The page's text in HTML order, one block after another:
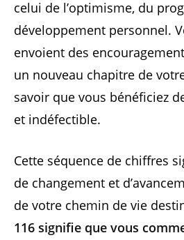
celui de l’optimisme, du
développement personnel.
envoient des
un nouveau chapitre de
savoir que vous bénéficiez
et indéfectible.
Cette séquence de chiffres
de changement et
de votre chemin de vie
116 signifie que vous